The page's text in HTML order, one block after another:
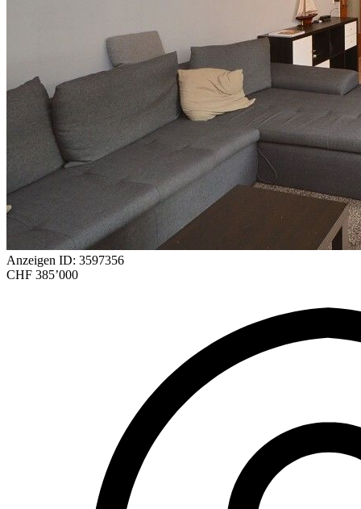
Anzeigen ID: 3597356
CHF 385’000